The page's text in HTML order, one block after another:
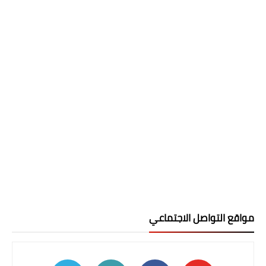
مواقع التواصل الاجتماعي